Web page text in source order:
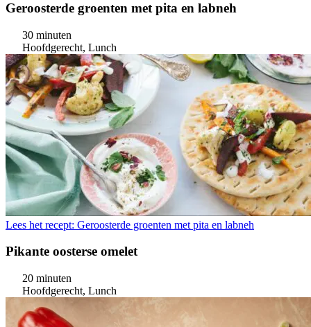
Geroosterde groenten met pita en labneh
30 minuten
Hoofdgerecht, Lunch
Lees het recept: Geroosterde groenten met pita en labneh
Pikante oosterse omelet
20 minuten
Hoofdgerecht, Lunch